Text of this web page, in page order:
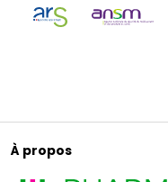
À propos